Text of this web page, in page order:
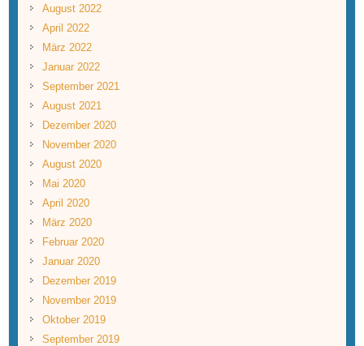
August 2022
April 2022
März 2022
Januar 2022
September 2021
August 2021
Dezember 2020
November 2020
August 2020
Mai 2020
April 2020
März 2020
Februar 2020
Januar 2020
Dezember 2019
November 2019
Oktober 2019
September 2019